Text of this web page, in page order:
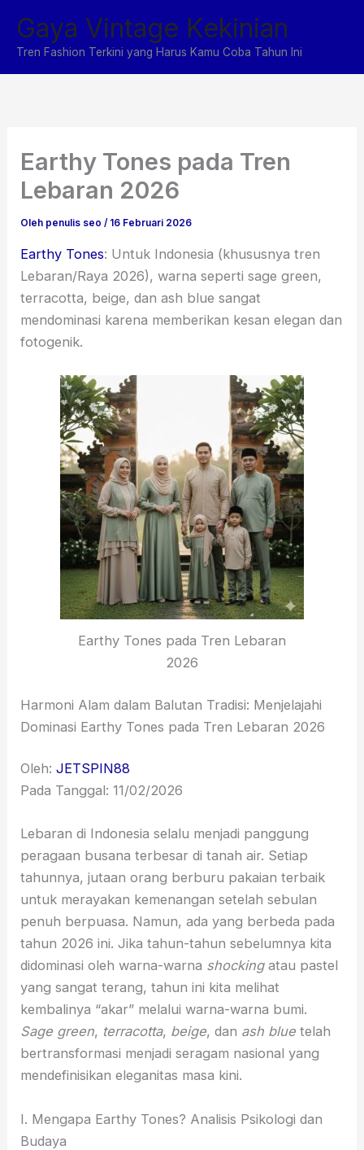
konten
Gaya Vintage Kekinian
Tren Fashion Terkini yang Harus Kamu Coba Tahun Ini
Earthy Tones pada Tren
Lebaran 2026
Oleh penulis seo/ 16 Februari 2026
Earthy Tones: Untuk Indonesia (khususnya tren
Lebaran/Raya 2026), warna seperti sage green,
terracotta, beige, dan ash blue sangat
mendominasi karena memberikan kesan elegan dan
fotogenik.
Earthy Tones pada Tren Lebaran
2026
Harmoni Alam dalam Balutan Tradisi: Menjelajahi
Dominasi Earthy Tones pada Tren Lebaran 2026
Oleh:JETSPIN88
Pada Tanggal: 11/02/2026
Lebaran di Indonesia selalu menjadi panggung
peragaan busana terbesar di tanah air. Setiap
tahunnya, jutaan orang berburu pakaian terbaik
untuk merayakan kemenangan setelah sebulan
penuh berpuasa. Namun, ada yang berbeda pada
tahun 2026 ini. Jika tahun-tahun sebelumnya kita
didominasi oleh warna-warna shockingatau pastel
yang sangat terang, tahun ini kita melihat
kembalinya “akar” melalui warna-warna bumi.
Sage green, terracotta, beige, dan ash blue telah
bertransformasi menjadi seragam nasional yang
mendefinisikan eleganitas masa kini.
I. Mengapa Earthy Tones? Analisis Psikologi dan
Budaya